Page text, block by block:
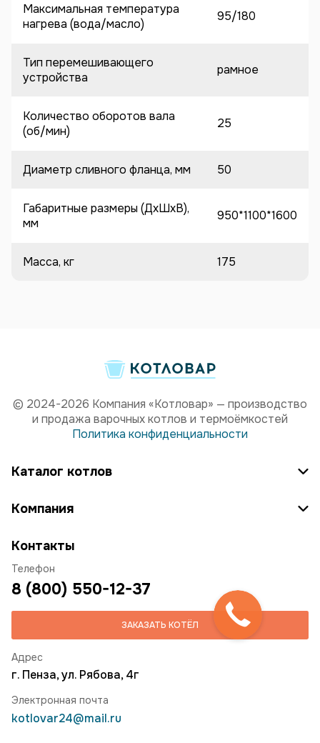
Максимальная температура
нагрева (вода/масло)
95/180
Тип перемешивающего
устройства
рамное
Количество оборотов вала
(об/мин)
25
Диаметр сливного фланца, мм 50
Габаритные размеры (ДхШхВ),
мм
950*1100*1600
Масса, кг 175
© 2024-2026 Компания «Котловар» — производство
и продажа варочных котлов и термоёмкостей
Политика конфиденциальности
Каталог котлов
Компания
Контакты
Телефон
8 (800) 550-12-37
ЗАКАЗАТЬ КОТЁЛ
Адрес
г. Пенза, ул. Рябова, 4г
Электронная почта
kotlovar24@mail.ru